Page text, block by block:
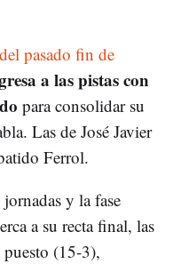
pasado fin de
a las pistas con
para consolidar su
Las de José Javier
Ferrol.
y la fase
a su recta final, las
(15-3),